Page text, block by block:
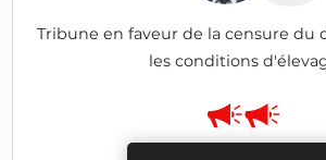
Tribune en faveur de la censure du
les conditions